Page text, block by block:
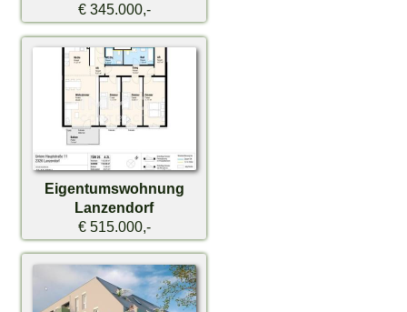
€ 345.000,-
Eigentumswohnung
Lanzendorf
€ 515.000,-